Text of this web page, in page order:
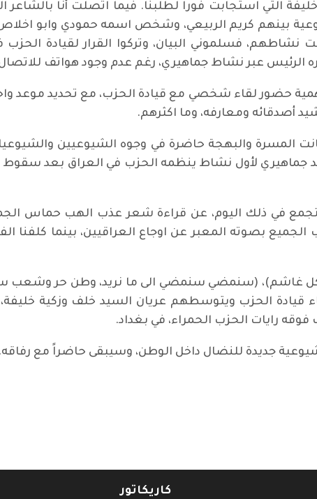
التي استجابت فورا لطلبنا. فيما اتصلت أنا بالشاعر
بينهم كريم الربيعي، وشخص اسمه حمودي وابو اخلاص،
فسلموني البيان، وتركوا القرار لقيادة
الرئيس عبر نشاط جماهيري، رغم عدم وجود هواتف
حضور لقاء شخصي مع قيادة الحزب، مع تحديد موعد
أصدقائه ومعارفه، وما اكثرهم.
اليوم الموافق 20 من نيسان 2003، كانت المسرة والبهجة حاضرة في وجوه
لأول نشاط ينظمه الحزب في العراق بعد سقوط
في ذلك اليوم، عن قراءة شعر عذب الهب حماس
بصوته المعبر عن اوجاع العراقيين، بينما كلفنا
غاشم)، (سنمضي سنمضي الى ما نريد، وطن حر وشعب
الحزب ويتوسطهم عريان السيد خلف وزكية خليفة،
رايات الحزب الحمراء، في بغداد.
جديدة للنضال داخل الوطن، وسيبقى حاضراً مع رفاقه.
كاريكاتور